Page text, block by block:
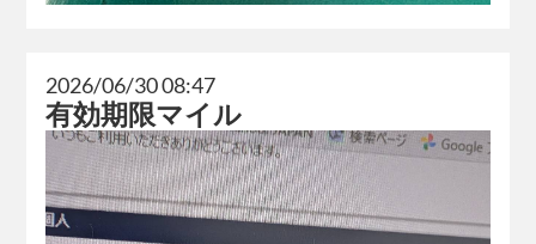
2026/06/30 08:47
有効期限マイル